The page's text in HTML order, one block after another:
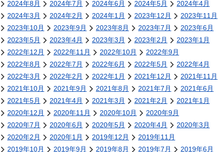
2024年8月
2024年7月 2024年6月 2024年5月
2024年4月
2024年3月
2024年2月 2024年1月 2023年12月
2023年11月
2023年10月
2023年9月 2023年8月 2023年7月
2023年6月
2023年5月
2023年4月 2023年3月 2023年2月
2023年1月
2022年12月
2022年11月 2022年10月
2022年9月
2022年8月
2022年7月 2022年6月 2022年5月
2022年4月
2022年3月
2022年2月 2022年1月 2021年12月
2021年11月
2021年10月
2021年9月 2021年8月 2021年7月
2021年6月
2021年5月
2021年4月 2021年3月 2021年2月
2021年1月
2020年12月
2020年11月 2020年10月
2020年9月
2020年7月
2020年6月 2020年5月 2020年4月
2020年3月
2020年2月
2020年1月 2019年12月
2019年11月
2019年10月
2019年9月 2019年8月 2019年7月
2019年6月